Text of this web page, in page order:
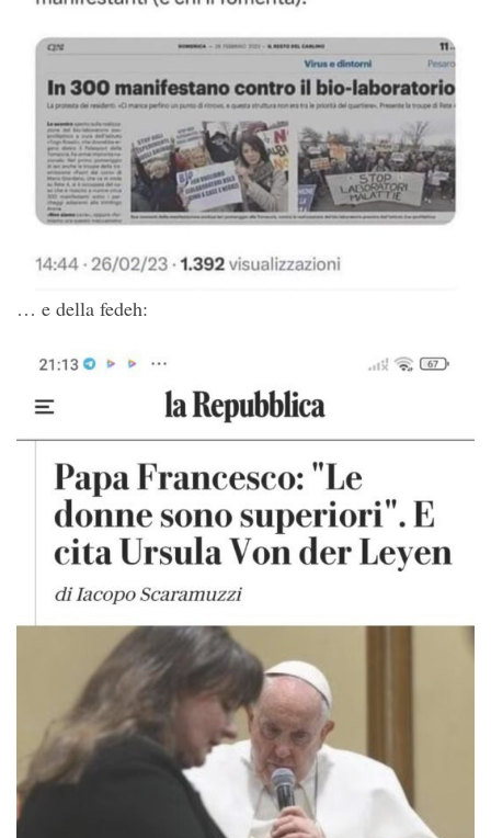
… e della fedeh: